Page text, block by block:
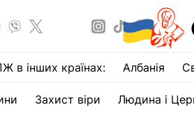
в інших країнах: Албанія
Захист віри Людина і